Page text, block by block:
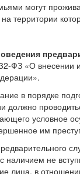
могут
территории
ФЗ «О внесении
в порядке
должно
условное
им
наличием не
лица, в